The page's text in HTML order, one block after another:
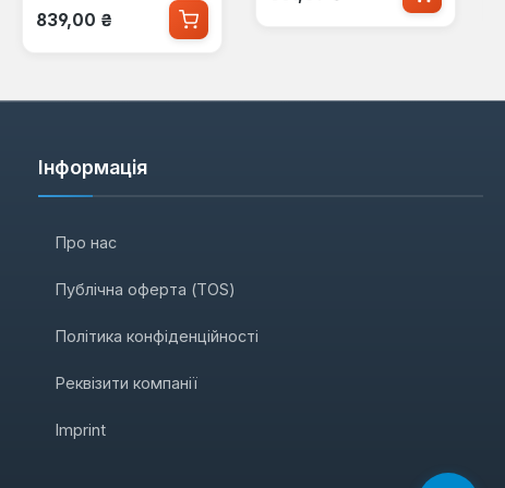
Звичайна ціна:
839,00 ₴
Інформація
Про нас
Публічна оферта (TOS)
Політика конфіденційності
Реквізити компанії
Imprint